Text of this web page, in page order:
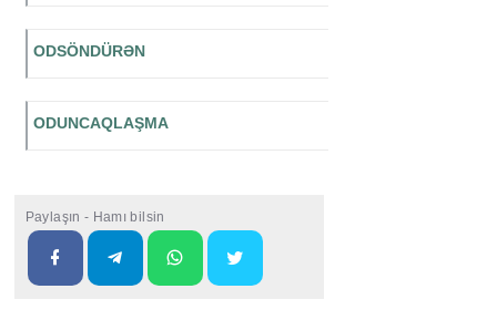
ODSÖNDÜRƏN
ODUNCAQLAŞMA
Paylaşın - Hamı bilsin